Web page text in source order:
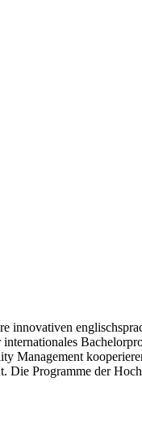
innovativen
Management
Programme der